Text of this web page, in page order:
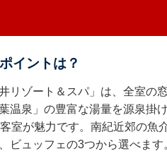
イントは？
リゾート＆スパ」は、全室の
温泉」の豊富な湯量を源泉掛
室が魅力です。南紀近郊の魚
ビュッフェの3つから選べます